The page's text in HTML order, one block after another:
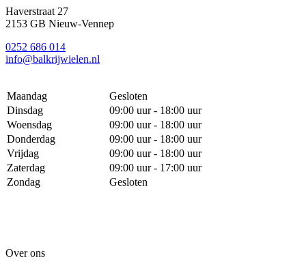
Haverstraat 27
2153 GB Nieuw-Vennep
0252 686 014
info@balkrijwielen.nl
Maandag
Gesloten
Dinsdag
09:00 uur - 18:00 uur
Woensdag
09:00 uur - 18:00 uur
Donderdag
09:00 uur - 18:00 uur
Vrijdag
09:00 uur - 18:00 uur
Zaterdag
09:00 uur - 17:00 uur
Zondag
Gesloten
Over ons